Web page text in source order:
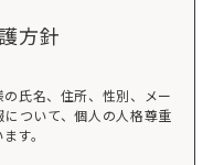
方針
氏名、住所、性別、メー
ついて、個人の人格尊重
す。